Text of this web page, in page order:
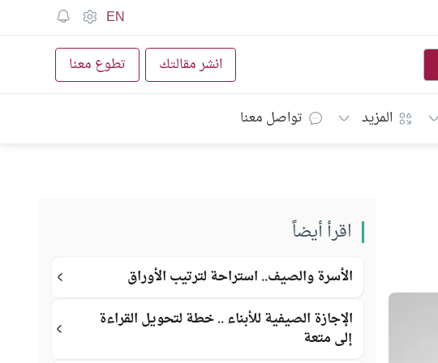
EN
انشر مقالتك تطوع معنا
المزيد تواصل معنا
اقرأ أيضاً
الأسرة والصيف.. استراحة لترتيب الأوراق
الإجازة الصيفية للأبناء .. خطة لتحويل القراءة
إلى متعة